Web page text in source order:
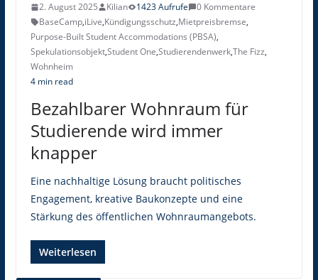
2. August 2025 Kilian 1423 Aufrufe
0 Kommentare
BaseCamp,iLive,Kündigungsschutz,Mietpreisbremse,
Purpose-Built Student Accommodations (PBSA),
Spekulationsobjekt,Student One,Studierendenwerk,The Fizz,
Wohnheim
4 min read
Bezahlbarer Wohnraum für
Studierende wird immer
knapper
Eine nachhaltige Lösung braucht politisches
Engagement, kreative Baukonzepte und eine
Stärkung des öffentlichen Wohnraumangebots.
Weiterlesen